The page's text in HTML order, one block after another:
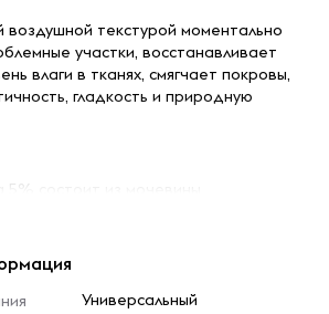
воздушной текстурой моментально
участки, восстанавливает
влаги в тканях, смягчает покровы,
гладкость и природную
состоит из мочевины,
мгновенное увлажнение и
проблем. Масло сладкого миндаля
и смягчает покровы, в сочетании с
повышает естественный
Универсальный